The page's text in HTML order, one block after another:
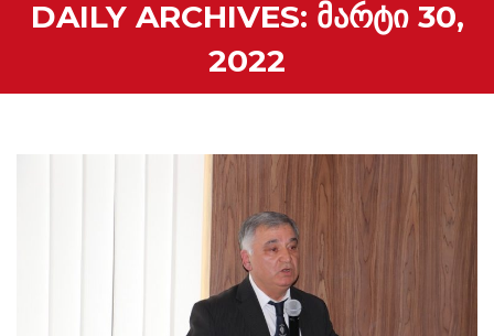
DAILY ARCHIVES: ᲛᲐᲠᲢᲘ 30,
2022